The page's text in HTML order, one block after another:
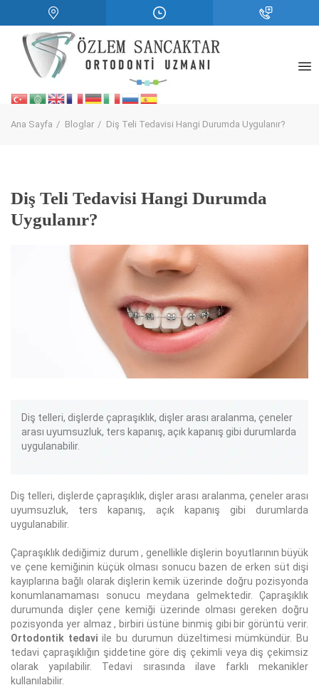
Ana Sayfa Bloglar Diş Teli Tedavisi Hangi Durumda Uygulanır?
Diş Teli Tedavisi Hangi Durumda
Uygulanır?
Diş telleri, dişlerde çapraşıklık, dişler arası aralanma, çeneler
arası uyumsuzluk, ters kapanış, açık kapanış gibi durumlarda
uygulanabilir.
Diş telleri, dişlerde çapraşıklık, dişler arası aralanma, çeneler arası
uyumsuzluk, ters kapanış, açık kapanış gibi durumlarda
uygulanabilir.
Çapraşıklık dediğimiz durum , genellikle dişlerin boyutlarının büyük
ve çene kemiğinin küçük olması sonucu bazen de erken süt dişi
kayıplarına bağlı olarak dişlerin kemik üzerinde doğru pozisyonda
konumlanamaması sonucu meydana gelmektedir. Çapraşıklık
durumunda dişler çene kemiği üzerinde olması gereken doğru
pozisyonda yer almaz , birbiri üstüne binmiş gibi bir görüntü verir.
Ortodontik tedavi ile bu durumun düzeltimesi mümkündür. Bu
tedavi çapraşıklığın şiddetine göre diş çekimli veya diş çekimsiz
olarak yapılabilir. Tedavi sırasında ilave farklı mekanikler
kullanılabilir.